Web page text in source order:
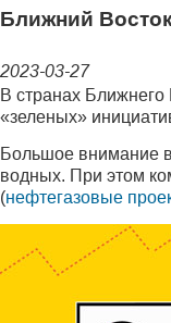
Ближний
2023-03-27
В странах Ближнего
«зеленых»
Большое внимание
водных. При этом
(нефтегазовые